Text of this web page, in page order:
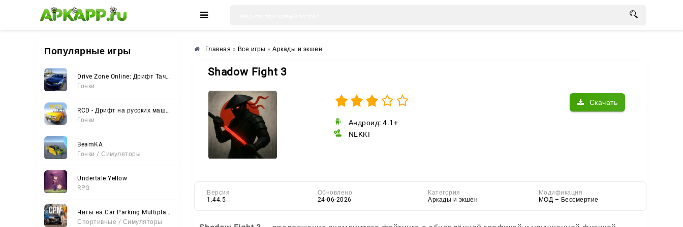
🌸 🌼 🌺
Популярные игры
Drive Zone Online: Дрифт Тачки
Гонки
RCD - Дрифт на русских машинах
Гонки
BeamKA
Гонки / Симуляторы
Undertale Yellow
RPG
Читы на Car Parking Multiplayer 2 (Все открыто, Мод-Меню)
Спортивные / Симуляторы
Главная » Все игры » Аркады и экшен
Shadow Fight 3
Скачать
Андроид: 4.1+
NEKKI
Версия
1.44.5
Обновлено
24-06-2026
Категория
Аркады и экшен
Модификация
МОД – Бессмертие